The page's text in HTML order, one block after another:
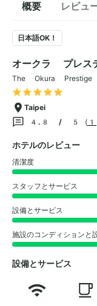
概要 レビュ
日本語OK！
オークラ プレス
The Okura Prestige
Taipei
4.8 / 5
(
ホテルのレビュー
清潔度
スタッフとサービス
設備とサービス
施設のコンディションと
設備とサービス